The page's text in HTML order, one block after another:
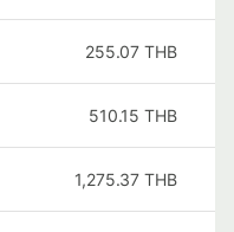
255.07 THB
510.15 THB
1,275.37 THB